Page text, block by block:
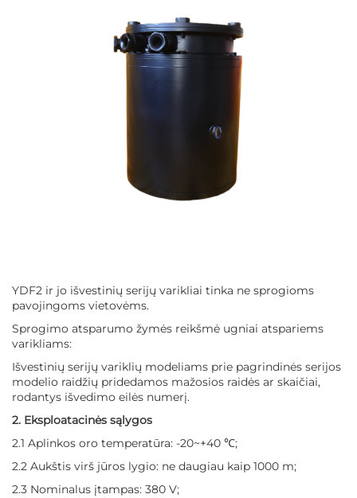
YDF2 ir jo išvestinių serijų varikliai tinka ne sprogioms
pavojingoms vietovėms.
Sprogimo atsparumo žymės reikšmė ugniai atspariems
varikliams:
Išvestinių serijų variklių modeliams prie pagrindinės serijos
modelio raidžių pridedamos mažosios raidės ar skaičiai,
rodantys išvedimo eilės numerį.
2. Eksploatacinės sąlygos
2.1 Aplinkos oro temperatūra: -20~+40 ℃;
2.2 Aukštis virš jūros lygio: ne daugiau kaip 1000 m;
2.3 Nominalus įtampas: 380 V;